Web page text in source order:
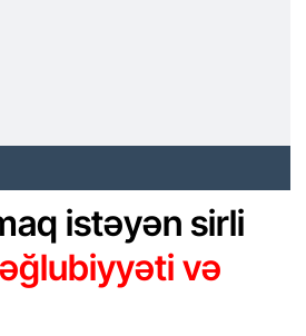
istəyən sirli
və